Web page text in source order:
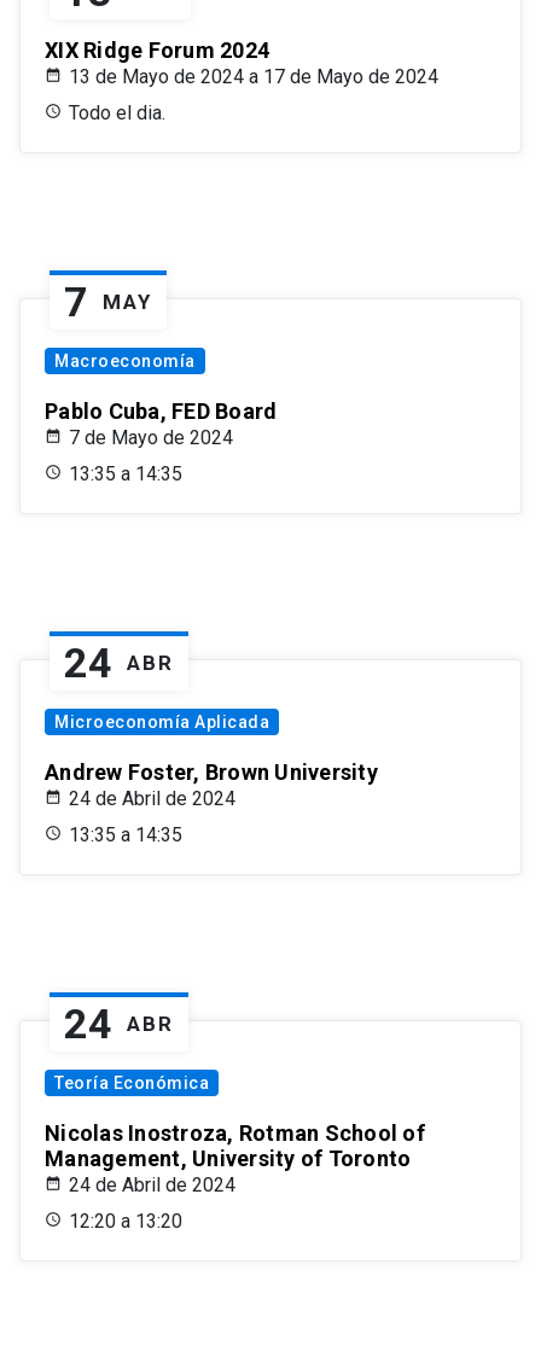
XIX Ridge Forum 2024
13 de Mayo de 2024 a 17 de Mayo de 2024
Todo el dia.
7 MAY
Macroeconomía
Pablo Cuba, FED Board
7 de Mayo de 2024
13:35 a 14:35
24 ABR
Microeconomía Aplicada
Andrew Foster, Brown University
24 de Abril de 2024
13:35 a 14:35
24 ABR
Teoría Económica
Nicolas Inostroza, Rotman School of
Management, University of Toronto
24 de Abril de 2024
12:20 a 13:20